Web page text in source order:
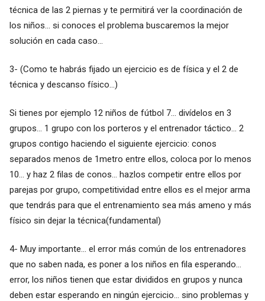
técnica de las 2 piernas y te permitirá ver la coordinación de
los niños... si conoces el problema buscaremos la mejor
solución en cada caso...
3- (Como te habrás fijado un ejercicio es de física y el 2 de
técnica y descanso físico...)
Si tienes por ejemplo 12 niños de fútbol 7... divídelos en 3
grupos... 1 grupo con los porteros y el entrenador táctico... 2
grupos contigo haciendo el siguiente ejercicio: conos
separados menos de 1metro entre ellos, coloca por lo menos
10... y haz 2 filas de conos... hazlos competir entre ellos por
parejas por grupo, competitividad entre ellos es el mejor arma
que tendrás para que el entrenamiento sea más ameno y más
físico sin dejar la técnica(fundamental)
4- Muy importante... el error más común de los entrenadores
que no saben nada, es poner a los niños en fila esperando...
error, los niños tienen que estar divididos en grupos y nunca
deben estar esperando en ningún ejercicio... sino problemas y